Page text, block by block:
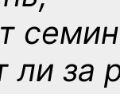
ли за